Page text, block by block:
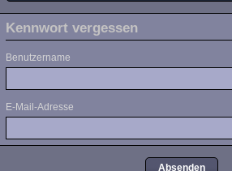
Kennwort vergessen
Benutzername
E-Mail-Adresse